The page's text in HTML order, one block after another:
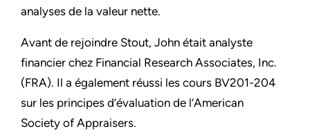
analyses de la valeur nette.
Avant de rejoindre Stout, John était analyste
financier chez Financial Research Associates, Inc.
(FRA). Il a également réussi les cours BV201-204
sur les principes d’évaluation de l’American
Society of Appraisers.